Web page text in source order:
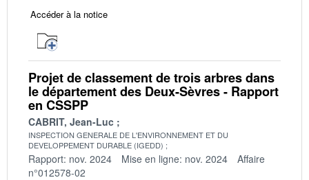
Accéder à la notice
Projet de classement de trois arbres dans
le département des Deux-Sèvres - Rapport
en CSSPP
CABRIT, Jean-Luc
INSPECTION GENERALE DE L'ENVIRONNEMENT ET DU
DEVELOPPEMENT DURABLE (IGEDD)
Rapport: nov. 2024 Mise en ligne: nov. 2024
Affaire
n°012578-02